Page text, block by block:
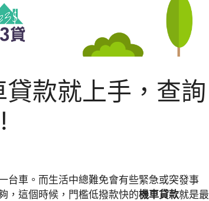
款就上手，查詢
台車。而生活中總難免會有些緊急或突發事
，這個時候，門檻低撥款快的機車貸款就是最